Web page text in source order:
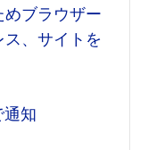
ブラウザー
、サイトを
知